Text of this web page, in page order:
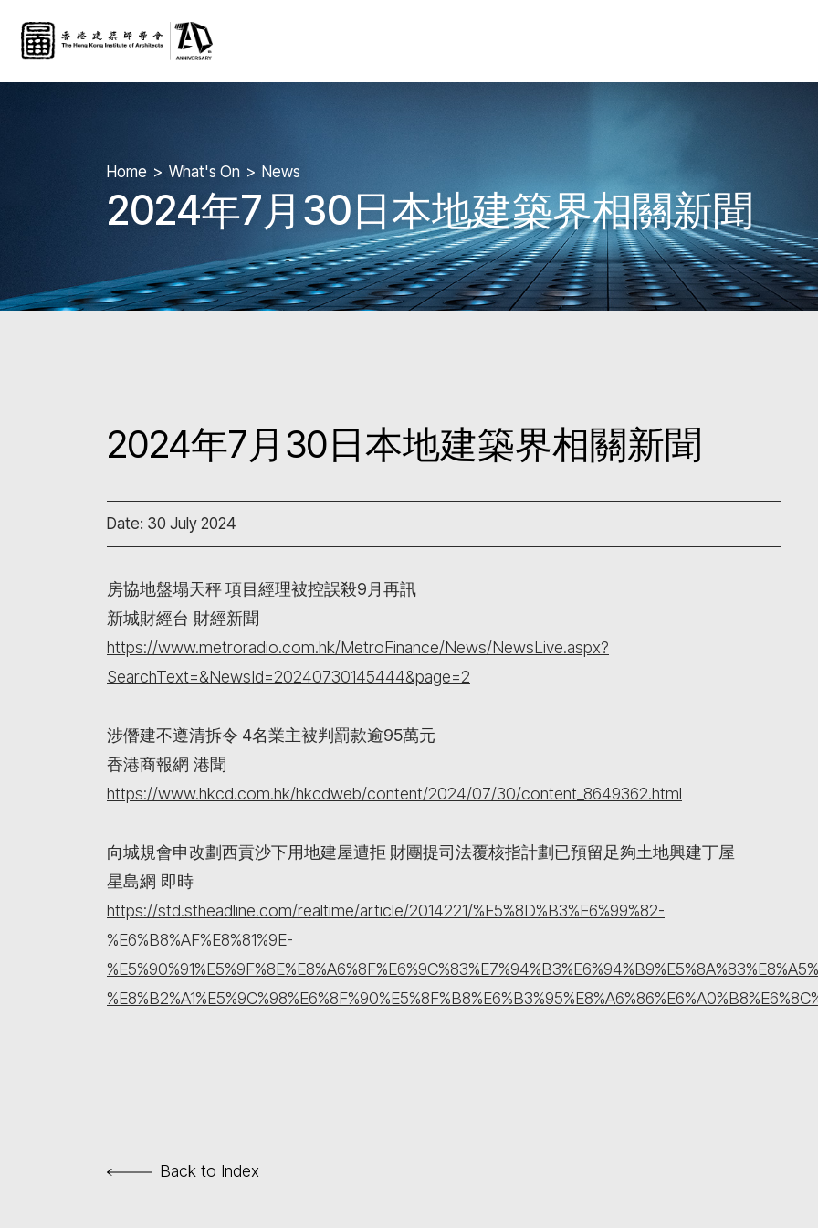
Home What's On News
2024年7月30日本地建築界相關新聞
2024年7月30日本地建築界相關新聞
Date: 30 July 2024
房協地盤塌天秤 項目經理被控誤殺9月再訊
新城財經台 財經新聞
https://www.metroradio.com.hk/MetroFinance/News/NewsLive.aspx?
SearchText=&NewsId=20240730145444&page=2
涉僭建不遵清拆令 4名業主被判罰款逾95萬元
香港商報網 港聞
https://www.hkcd.com.hk/hkcdweb/content/2024/07/30/content_8649362.html
向城規會申改劃西貢沙下用地建屋遭拒 財團提司法覆核指計劃已預留足夠土地興建丁屋
星島網 即時
https://std.stheadline.com/realtime/article/2014221/%E5%8D%B3%E6%99%82-
%E6%B8%AF%E8%81%9E-
Back to Index